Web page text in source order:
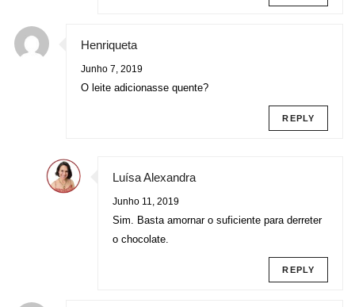
Henriqueta
Junho 7, 2019
O leite adicionasse quente?
REPLY
Luísa Alexandra
Junho 11, 2019
Sim. Basta amornar o suficiente para derreter
o chocolate.
REPLY